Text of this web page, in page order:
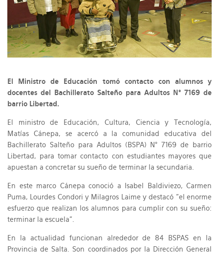
El Ministro de Educación tomó contacto con alumnos y
docentes del Bachillerato Salteño para Adultos N° 7169 de
barrio Libertad.
El ministro de Educación, Cultura, Ciencia y Tecnología,
Matías Cánepa, se acercó a la comunidad educativa del
Bachillerato Salteño para Adultos (BSPA) N° 7169 de barrio
Libertad, para tomar contacto con estudiantes mayores que
apuestan a concretar su sueño de terminar la secundaria.
En este marco Cánepa conoció a Isabel Baldiviezo, Carmen
Puma, Lourdes Condori y Milagros Laime y destacó "el enorme
esfuerzo que realizan los alumnos para cumplir con su sueño:
terminar la escuela".
En la actualidad funcionan alrededor de 84 BSPAS en la
Provincia de Salta. Son coordinados por la Dirección General